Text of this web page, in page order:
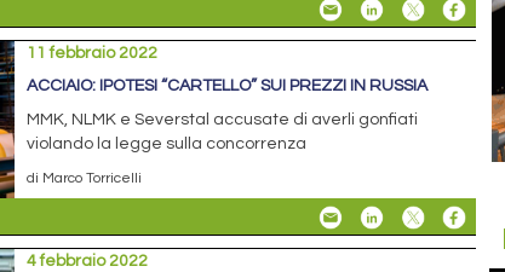
11 febbraio 2022
ACCIAIO: IPOTESI “CARTELLO” SUI PREZZI IN RUSSIA
MMK, NLMK e Severstal accusate di averli gonfiati
violando la legge sulla concorrenza
di Marco Torricelli
4 febbraio 2022